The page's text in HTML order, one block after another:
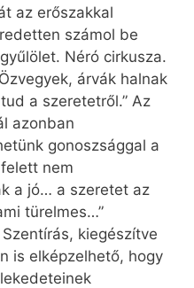
az erőszakkal
számol be
Néró cirkusza.
árvák halnak
a szeretetről.” Az
azonban
gonoszsággal a
nem
a jó… a szeretet az
türelmes…”
kiegészítve
is elképzelhető, hogy